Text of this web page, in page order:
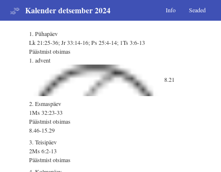
Kalender detsember 2024 Info Seaded
1. Pühapäev
Lk 21:25-36; Jr 33:14-16; Ps 25:4-14; 1Ts 3:6-13
Päästmist otsimas
1. advent
8.21
2. Esmaspäev
1Ms 32:23-33
Päästmist otsimas
8.46-15.29
3. Teisipäev
2Ms 6:2-13
Päästmist otsimas